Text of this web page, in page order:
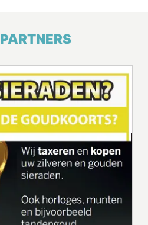
PARTNERS